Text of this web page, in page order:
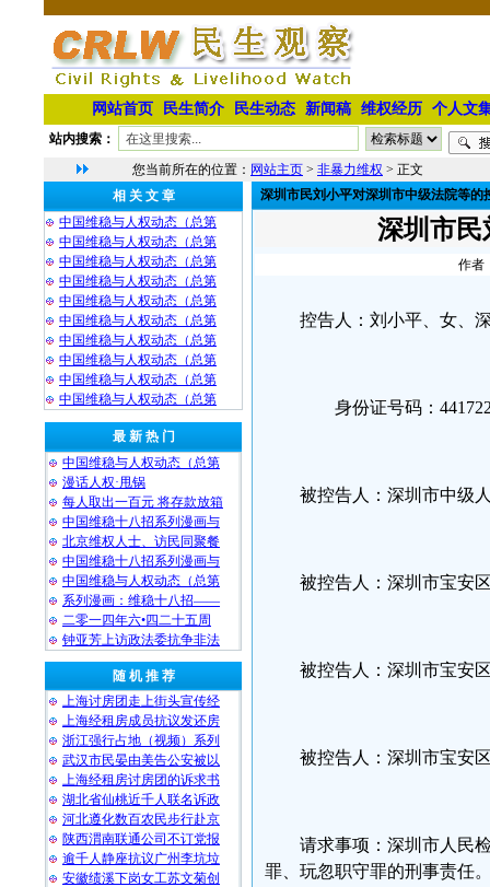
网站首页 民生简介 民生动态 新闻稿 维权经历 个人文
站内搜索：
您当前所在的位置： 网站主页 > 非暴力维权 > 正文
相 关 文 章
中国维稳与人权动态（总第
中国维稳与人权动态（总第
中国维稳与人权动态（总第
中国维稳与人权动态（总第
中国维稳与人权动态（总第
中国维稳与人权动态（总第
中国维稳与人权动态（总第
中国维稳与人权动态（总第
中国维稳与人权动态（总第
中国维稳与人权动态（总第
最 新 热 门
中国维稳与人权动态（总第
漫话人权·甩锅
每人取出一百元 将存款放箱
中国维稳十八招系列漫画与
北京维权人士、访民同聚餐
中国维稳十八招系列漫画与
中国维稳与人权动态（总第
系列漫画：维稳十八招——
二零一四年六•四二十五周
钟亚芳上访政法委抗争非法
随 机 推 荐
上海讨房团走上街头宣传经
上海经租房成员抗议发还房
浙江强行占地（视频）系列
武汉市民晏由美告公安被以
上海经租房讨房团的诉求书
湖北省仙桃近千人联名诉政
河北遵化数百农民步行赴京
陕西渭南联通公司不订党报
逾千人静座抗议广州李坑垃
安徽绩溪下岗女工苏文菊创
深圳市民刘小平对深圳市中级法院等的
深圳市民
作者
控告人：刘小平、女、
身份证号码：
被控告人：深圳市中级
被控告人：深圳市宝安
被控告人：深圳市宝安
被控告人：深圳市宝安
请求事项：深圳市人民
罪、玩忽职守罪的刑事责任